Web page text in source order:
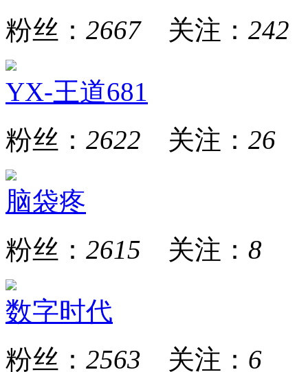
粉丝： 2667关注： 242
YX-王道681
粉丝： 2622 关注： 26
脑袋疼
粉丝： 2615 关注： 8
数字时代
粉丝： 2563 关注： 6